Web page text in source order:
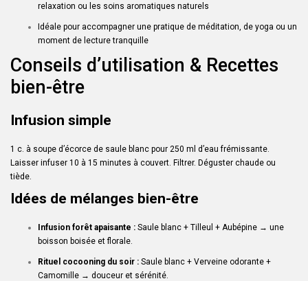
relaxation ou les soins aromatiques naturels
Idéale pour accompagner une pratique de méditation, de yoga ou un
moment de lecture tranquille
Conseils d’utilisation & Recettes
bien-être
Infusion simple
1 c. à soupe d’écorce de saule blanc pour 250 ml d’eau frémissante.
Laisser infuser 10 à 15 minutes à couvert. Filtrer. Déguster chaude ou
tiède.
Idées de mélanges bien-être
Infusion forêt apaisante : Saule blanc + Tilleul + Aubépine → une
boisson boisée et florale.
Rituel cocooning du soir : Saule blanc + Verveine odorante +
Camomille → douceur et sérénité.